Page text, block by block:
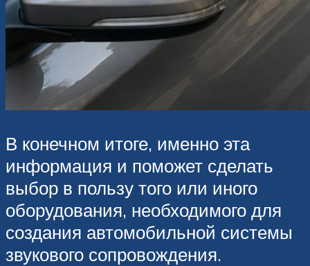
В конечном итоге, именно эта
информация и поможет сделать
выбор в пользу того или иного
оборудования, необходимого для
создания автомобильной системы
звукового сопровождения.